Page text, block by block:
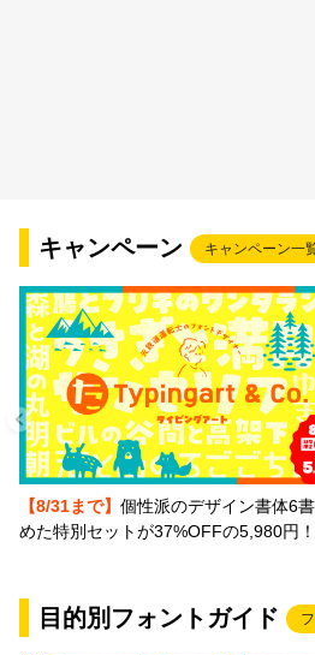
文字種類
価格帯
〜
リセット
キャンペーン キャンペーン一
【8/31まで】 個性派のデザイン書体6
めた特別セットが37%OFFの5,980円！
目的別フォントガイド